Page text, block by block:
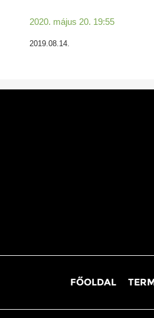
2020. május 20. 19:55
2019.08.14.
FŐOLDAL